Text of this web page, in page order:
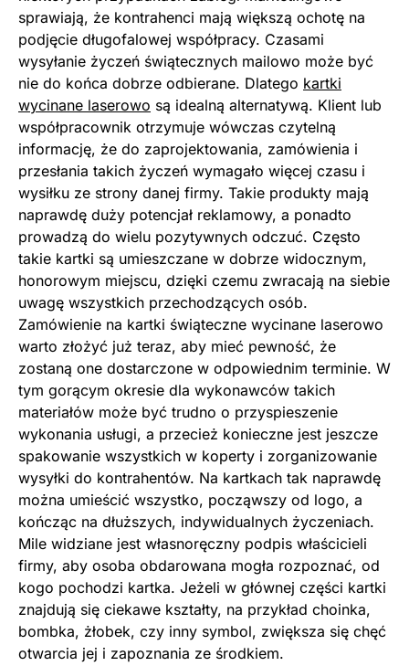
sprawiają, że kontrahenci mają większą ochotę na
podjęcie długofalowej współpracy. Czasami
wysyłanie życzeń świątecznych mailowo może być
nie do końca dobrze odbierane. Dlatego kartki
wycinane laserowo są idealną alternatywą. Klient lub
współpracownik otrzymuje wówczas czytelną
informację, że do zaprojektowania, zamówienia i
przesłania takich życzeń wymagało więcej czasu i
wysiłku ze strony danej firmy. Takie produkty mają
naprawdę duży potencjał reklamowy, a ponadto
prowadzą do wielu pozytywnych odczuć. Często
takie kartki są umieszczane w dobrze widocznym,
honorowym miejscu, dzięki czemu zwracają na siebie
uwagę wszystkich przechodzących osób.
Zamówienie na kartki świąteczne wycinane laserowo
warto złożyć już teraz, aby mieć pewność, że
zostaną one dostarczone w odpowiednim terminie. W
tym gorącym okresie dla wykonawców takich
materiałów może być trudno o przyspieszenie
wykonania usługi, a przecież konieczne jest jeszcze
spakowanie wszystkich w koperty i zorganizowanie
wysyłki do kontrahentów. Na kartkach tak naprawdę
można umieścić wszystko, począwszy od logo, a
kończąc na dłuższych, indywidualnych życzeniach.
Mile widziane jest własnoręczny podpis właścicieli
firmy, aby osoba obdarowana mogła rozpoznać, od
kogo pochodzi kartka. Jeżeli w głównej części kartki
znajdują się ciekawe kształty, na przykład choinka,
bombka, żłobek, czy inny symbol, zwiększa się chęć
otwarcia jej i zapoznania ze środkiem.